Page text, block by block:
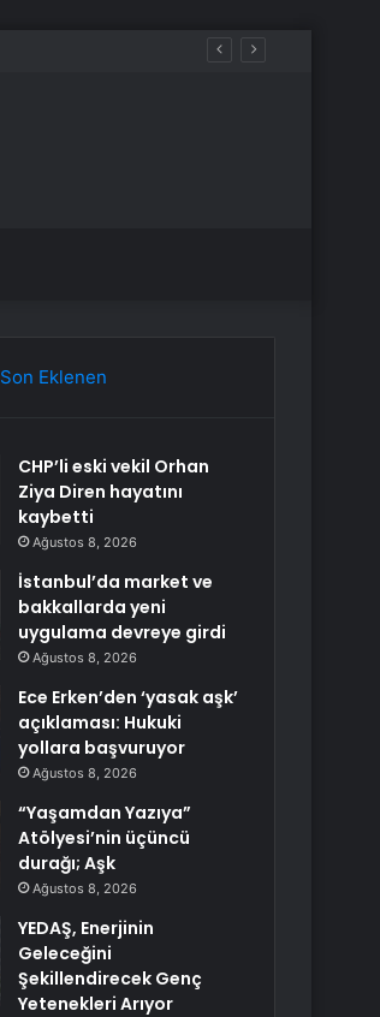
Son Eklenen
CHP’li eski vekil Orhan
Ziya Diren hayatını
kaybetti
Ağustos 8, 2026
İstanbul’da market ve
bakkallarda yeni
uygulama devreye girdi
Ağustos 8, 2026
Ece Erken’den ‘yasak aşk’
açıklaması: Hukuki
yollara başvuruyor
Ağustos 8, 2026
“Yaşamdan Yazıya”
Atölyesi’nin üçüncü
durağı; Aşk
Ağustos 8, 2026
YEDAŞ, Enerjinin
Geleceğini
Şekillendirecek Genç
Yetenekleri Arıyor